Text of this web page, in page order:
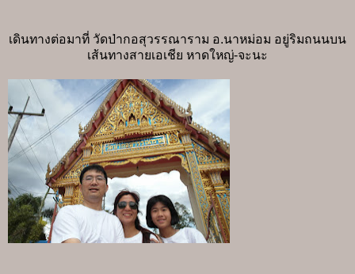
เดินทางต่อมาที่ วัดป่ากอสุวรรณาราม อ.นาหม่อม อยู่ริมถนนบน
เส้นทางสายเอเชีย หาดใหญ่-จะนะ